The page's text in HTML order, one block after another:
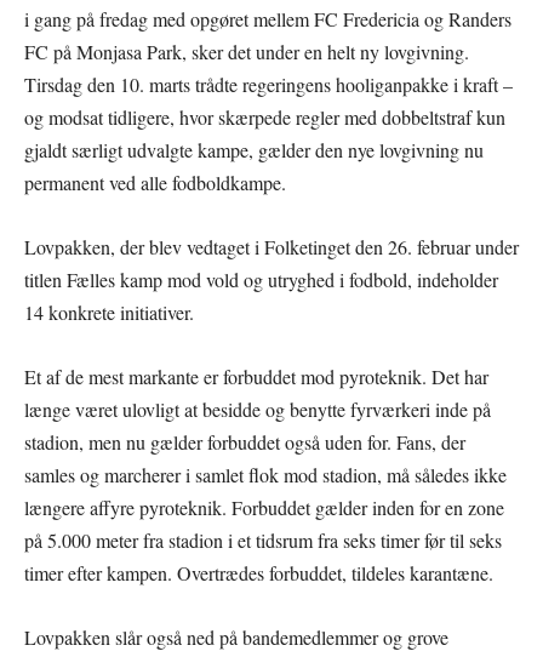
i gang på fredag med opgøret mellem FC Fredericia og Randers
FC på Monjasa Park, sker det under en helt ny lovgivning.
Tirsdag den 10. marts trådte regeringens hooliganpakke i kraft –
og modsat tidligere, hvor skærpede regler med dobbeltstraf kun
gjaldt særligt udvalgte kampe, gælder den nye lovgivning nu
permanent ved alle fodboldkampe.
Lovpakken, der blev vedtaget i Folketinget den 26. februar under
titlen Fælles kamp mod vold og utryghed i fodbold, indeholder
14 konkrete initiativer.
Et af de mest markante er forbuddet mod pyroteknik. Det har
længe været ulovligt at besidde og benytte fyrværkeri inde på
stadion, men nu gælder forbuddet også uden for. Fans, der
samles og marcherer i samlet flok mod stadion, må således ikke
længere affyre pyroteknik. Forbuddet gælder inden for en zone
på 5.000 meter fra stadion i et tidsrum fra seks timer før til seks
timer efter kampen. Overtrædes forbuddet, tildeles karantæne.
Lovpakken slår også ned på bandemedlemmer og grove